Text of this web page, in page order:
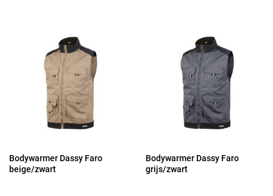
Bodywarmer Dassy Faro
beige/zwart
Bodywarmer Dassy Faro
grijs/zwart